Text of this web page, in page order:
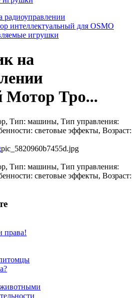
радиоуправлении
интеллектуальный для OSMO
игрушки
на
Тро...
Тип: машины, Тип управления:
световые эффекты, Возраст:
pic_5820960b7455d.jpg
Тип: машины, Тип управления:
световые эффекты, Возраст:
права!
животными